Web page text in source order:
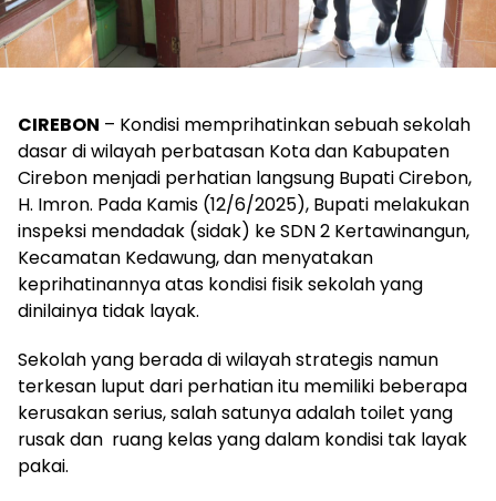
CIREBON – Kondisi memprihatinkan sebuah sekolah
dasar di wilayah perbatasan Kota dan Kabupaten
Cirebon menjadi perhatian langsung Bupati Cirebon,
H. Imron. Pada Kamis (12/6/2025), Bupati melakukan
inspeksi mendadak (sidak) ke SDN 2 Kertawinangun,
Kecamatan Kedawung, dan menyatakan
keprihatinannya atas kondisi fisik sekolah yang
dinilainya tidak layak.
Sekolah yang berada di wilayah strategis namun
terkesan luput dari perhatian itu memiliki beberapa
kerusakan serius, salah satunya adalah toilet yang
rusak dan ruang kelas yang dalam kondisi tak layak
pakai.